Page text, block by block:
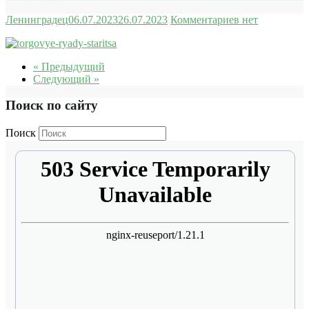
Ленинградец06.07.202326.07.2023 Комментариев нет
« Предыдущий
Следующий »
Поиск по сайту
Поиск